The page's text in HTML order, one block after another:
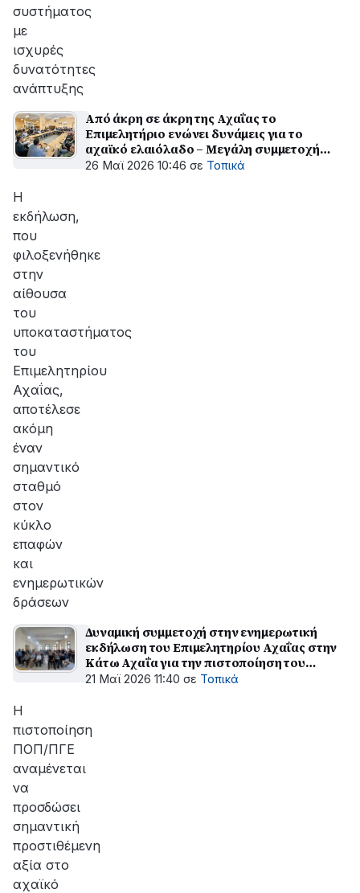
συστήματος
με
ισχυρές
δυνατότητες
ανάπτυξης
Από άκρη σε άκρη της Αχαΐας το
Επιμελητήριο ενώνει δυνάμεις για το
αχαϊκό ελαιόλαδο – Μεγάλη συμμετοχή
στην εκδήλωση του Αιγίου
26 Μαϊ 2026 10:46 σε Τοπικά
Η
εκδήλωση,
που
φιλοξενήθηκε
στην
αίθουσα
του
υποκαταστήματος
του
Επιμελητηρίου
Αχαΐας,
αποτέλεσε
ακόμη
έναν
σημαντικό
σταθμό
στον
κύκλο
επαφών
και
ενημερωτικών
δράσεων
Δυναμική συμμετοχή στην ενημερωτική
εκδήλωση του Επιμελητηρίου Αχαΐας στην
Κάτω Αχαΐα για την πιστοποίηση του
αχαϊκού ελαιολάδου
21 Μαϊ 2026 11:40 σε Τοπικά
Η
πιστοποίηση
ΠΟΠ/ΠΓΕ
αναμένεται
να
προσδώσει
σημαντική
προστιθέμενη
αξία στο
αχαϊκό